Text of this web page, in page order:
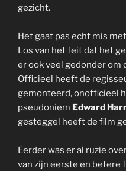
gezicht.
Het gaat pas echt mis met
Los van het feit dat het
er ook veel gedonder om
Officieel heeft de
gemonteerd, onofficieel
pseudoniem Edward
gesteggel heeft de film
Eerder was er al ruzie
van zijn eerste en betere